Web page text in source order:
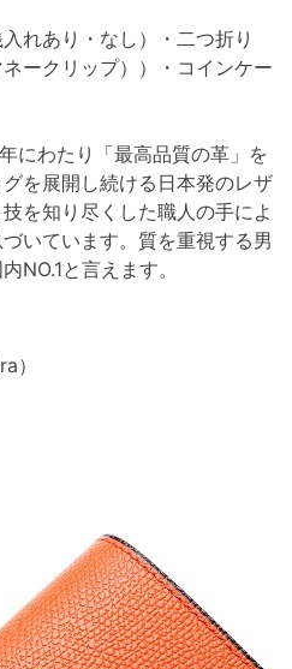
れあり・なし）・二つ折り
ネークリップ））・コインケー
にわたり「最高品質の革」を
を展開し続ける日本発のレザ
を知り尽くした職人の手によ
いています。質を重視する男
NO.1と言えます。
）